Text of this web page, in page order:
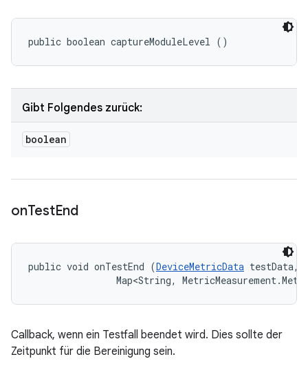
public boolean captureModuleLevel ()
Gibt Folgendes zurück:
boolean
onTestEnd
public void onTestEnd (DeviceMetricData testData,
Map<String,
Callback, wenn ein Testfall beendet wird. Dies sollte der
Zeitpunkt für die Bereinigung sein.